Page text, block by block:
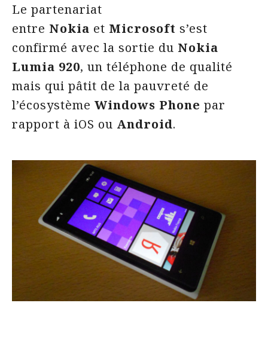
Le partenariat
entre Nokia et Microsoft s’est
confirmé avec la sortie du Nokia
Lumia 920, un téléphone de qualité
mais qui pâtit de la pauvreté de
l’écosystème Windows Phone par
rapport à iOS ou Android.